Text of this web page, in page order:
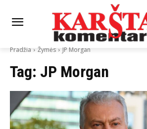
Pradžia Žymės JP Morgan
Tag: JP Morgan